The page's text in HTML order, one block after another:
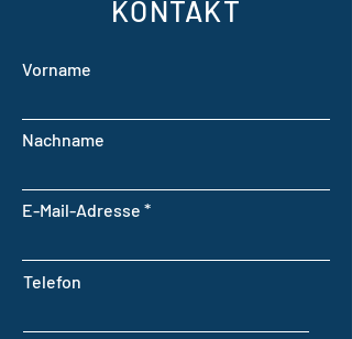
KONTAKT
Vorname
Nachname
E-Mail-Adresse
Telefon